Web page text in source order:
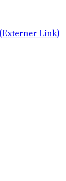
Link)